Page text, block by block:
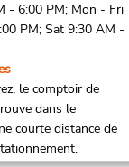
- 6:00 PM; Mon - Fri
PM; Sat 9:30 AM -
le comptoir de
dans le
courte distance de